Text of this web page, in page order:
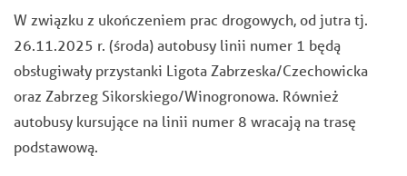
W związku z ukończeniem prac drogowych, od jutra tj.
26.11.2025 r. (środa) autobusy linii numer 1 będą
obsługiwały przystanki Ligota Zabrzeska/Czechowicka
oraz Zabrzeg Sikorskiego/Winogronowa. Również
autobusy kursujące na linii numer 8 wracają na trasę
podstawową.